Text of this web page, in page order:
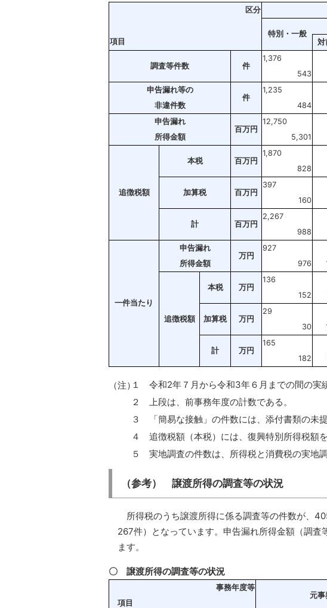
区分
特別・一般
項目
対
調査等件数 件
1,376
543
申告漏れ等の
件
1,235
非違件数
484
申告漏れ
百万円
12,750
所得金額
5,301
追徴税額
本税 百万円
1,870
828
加算税 百万円
397
160
計 百万円
2,267
988
一件当たり
申告漏れ
万円
927
所得金額
976
追徴税額
本税 万円
136
152
加算税 万円
29
30
計 万円
165
182
（注）１ 令和2年７月から令和3年６月までの間の実
２ 上段は、前事務年度の計数である。
３ 「簡易な接触」の件数には、添付書類の未
４ 追徴税額（本税）には、復興特別所得税額を
５ 実地調査の件数は、所得税と消費税の実地調
（参考） 譲渡所得の調査等の状況
所得税のうち譲渡所得に係る調査等の件数が、
267件）となっています。申告漏れ所得金額（調
ます。
〇 譲渡所得の調査等の状況
事務年度等
元事
項目